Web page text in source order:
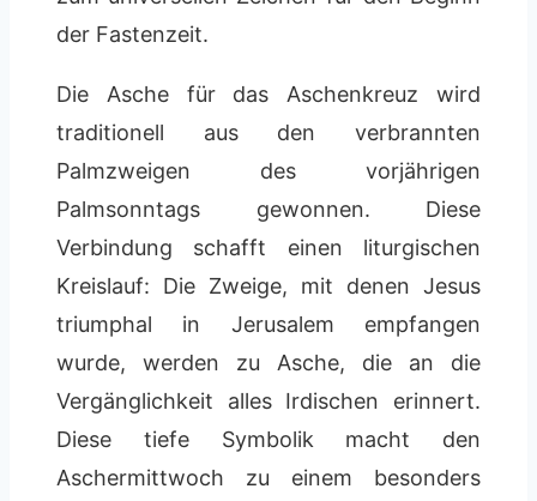
der Fastenzeit.
Die Asche für das Aschenkreuz wird
traditionell aus den verbrannten
Palmzweigen des vorjährigen
Palmsonntags gewonnen. Diese
Verbindung schafft einen liturgischen
Kreislauf: Die Zweige, mit denen Jesus
triumphal in Jerusalem empfangen
wurde, werden zu Asche, die an die
Vergänglichkeit alles Irdischen erinnert.
Diese tiefe Symbolik macht den
Aschermittwoch zu einem besonders